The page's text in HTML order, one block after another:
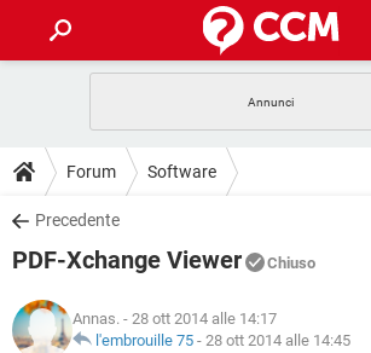
INTRATTENIMENTO
iOS
INSTAGRAM WHATSAPP
TIKTOK
HARDWARE
GUIDE
COVID-19
INSTAGRAM
DOWNLOAD
COVID-19 GAMING
INTRATTENIMENTO
iOS WINDOWS 10
COVID-19
GLOSSARIO
Forum Software
Precedente
PDF-Xchange Viewer Chiuso
Annas. - 28 ott 2014 alle 14:17
l'embrouille 75 - 28 ott 2014 alle 14:45